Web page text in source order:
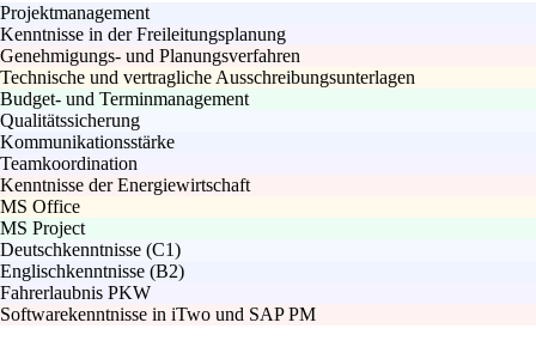
Projektmanagement
Kenntnisse in der Freileitungsplanung
Genehmigungs- und Planungsverfahren
Technische und vertragliche Ausschreibungsunterlagen
Budget- und Terminmanagement
Qualitätssicherung
Kommunikationsstärke
Teamkoordination
Kenntnisse der Energiewirtschaft
MS Office
MS Project
Deutschkenntnisse (C1)
Englischkenntnisse (B2)
Fahrerlaubnis PKW
Softwarekenntnisse in iTwo und SAP PM